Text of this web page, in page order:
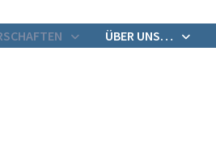
ÜBER UNS…